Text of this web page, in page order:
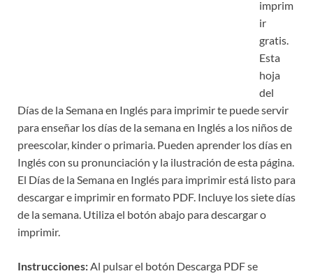
imprim
ir
gratis.
Esta
hoja
del
Días de la Semana en Inglés para imprimir te puede servir
para enseñar los días de la semana en Inglés a los niños de
preescolar, kinder o primaria. Pueden aprender los días en
Inglés con su pronunciación y la ilustración de esta página.
El Días de la Semana en Inglés para imprimir está listo para
descargar e imprimir en formato PDF. Incluye los siete días
de la semana. Utiliza el botón abajo para descargar o
imprimir.
Instrucciones:Al pulsar el botón Descarga PDF se